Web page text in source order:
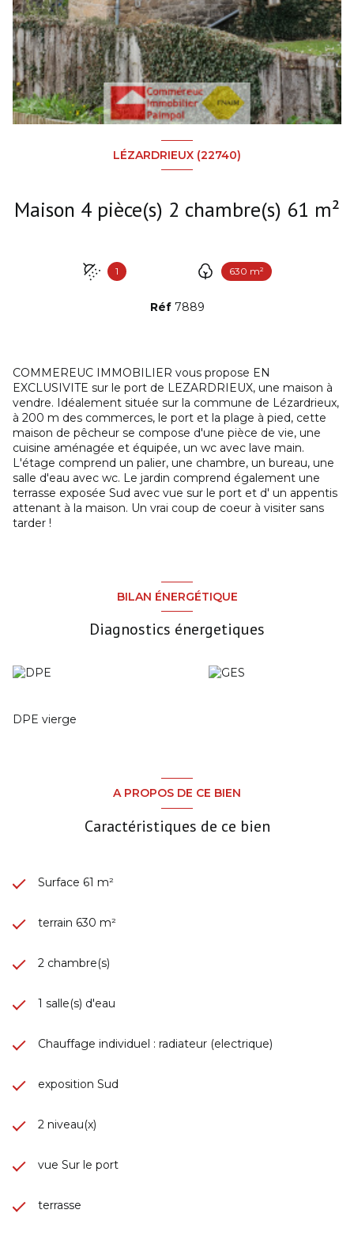
LÉZARDRIEUX (22740)
Maison 4 pièce(s) 2 chambre(s) 61 m²
1 630 m²
Réf 7889
COMMEREUC IMMOBILIER vous propose EN
EXCLUSIVITE sur le port de LEZARDRIEUX, une maison à
vendre. Idéalement située sur la commune de Lézardrieux,
à 200 m des commerces, le port et la plage à pied, cette
maison de pêcheur se compose d'une pièce de vie, une
cuisine aménagée et équipée, un wc avec lave main.
L'étage comprend un palier, une chambre, un bureau, une
salle d'eau avec wc. Le jardin comprend également une
terrasse exposée Sud avec vue sur le port et d' un appentis
attenant à la maison. Un vrai coup de coeur à visiter sans
tarder !
BILAN ÉNERGÉTIQUE
Diagnostics énergetiques
DPE vierge
A PROPOS DE CE BIEN
Caractéristiques de ce bien
Surface 61 m²
terrain 630 m²
2 chambre(s)
1 salle(s) d'eau
Chauffage individuel : radiateur (electrique)
exposition Sud
2 niveau(x)
vue Sur le port
terrasse